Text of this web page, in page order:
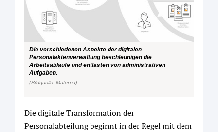
Die verschiedenen Aspekte der digitalen
Personalaktenverwaltung beschleunigen die
Arbeitsabläufe und entlasten von administrativen
Aufgaben.
(Bildquelle: Materna)
Die digitale Transformation der
Personalabteilung beginnt in der Regel mit dem